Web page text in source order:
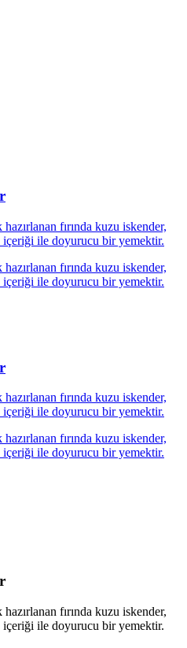
fırında kuzu iskender,
ile doyurucu bir yemektir.
fırında kuzu iskender,
ile doyurucu bir yemektir.
fırında kuzu iskender,
ile doyurucu bir yemektir.
fırında kuzu iskender,
ile doyurucu bir yemektir.
fırında kuzu iskender,
ile doyurucu bir yemektir.